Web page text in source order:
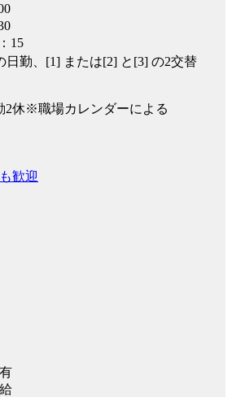
15
勤、[1] または[2] と[3] の2交替
2休※職場カレンダーによる
歓迎